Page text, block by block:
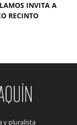
INVITA A
RECINTO
y pluralista